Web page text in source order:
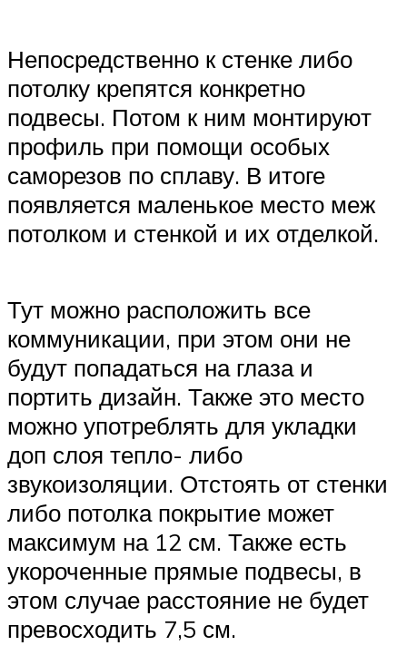
Непосредственно к стенке либо
потолку крепятся конкретно
подвесы. Потом к ним монтируют
профиль при помощи особых
саморезов по сплаву. В итоге
появляется маленькое место меж
потолком и стенкой и их отделкой.
Тут можно расположить все
коммуникации, при этом они не
будут попадаться на глаза и
портить дизайн. Также это место
можно употреблять для укладки
доп слоя тепло- либо
звукоизоляции. Отстоять от стенки
либо потолка покрытие может
максимум на 12 см. Также есть
укороченные прямые подвесы, в
этом случае расстояние не будет
превосходить 7,5 см.